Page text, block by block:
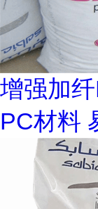
增强加
PC材料